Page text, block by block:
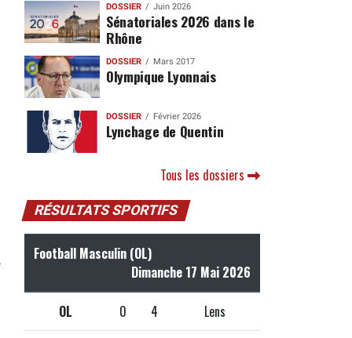
DOSSIER Juin 2026
Sénatoriales 2026 dans le
Rhône
DOSSIER Mars 2017
Olympique Lyonnais
DOSSIER Février 2026
Lynchage de Quentin
Tous les dossiers
RÉSULTATS SPORTIFS
Football Masculin (OL)
Dimanche 17 Mai 2026
OL 0 4 Lens